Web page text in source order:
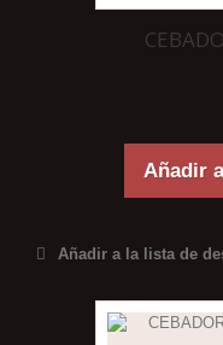
Añadir
Añadir a la lista de